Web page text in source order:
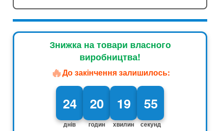
Знижка на товари власного
виробництва!
🔥До закінчення залишилось:
24
днів
20
годин
19
хвилин
54
секунд